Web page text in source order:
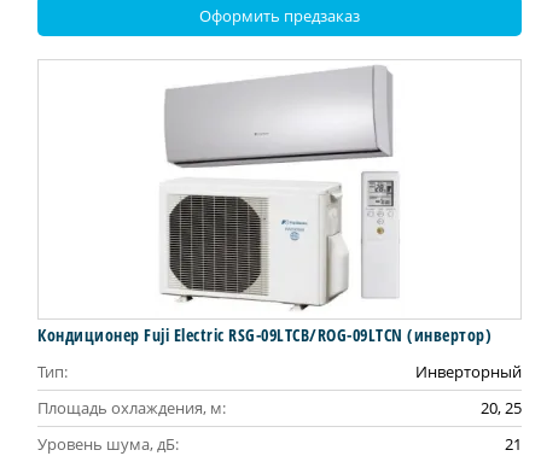
Оформить предзаказ
Кондиционер Fuji Electric RSG-09LTCB/ROG-09LTCN (инвертор)
Тип:
Инверторный
Площадь охлаждения, м:
20, 25
Уровень шума, дБ:
21